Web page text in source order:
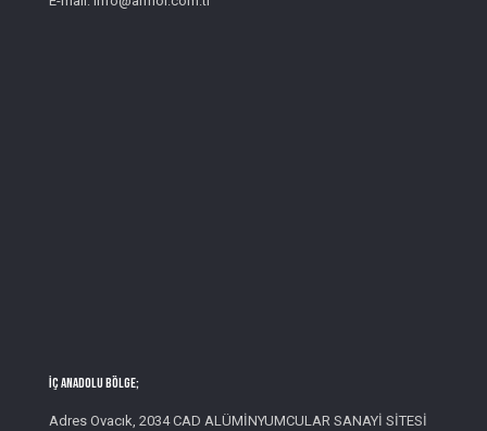
İç Anadolu Bölge;
Adres Ovacık, 2034 CAD ALÜMİNYUMCULAR SANAYİ SİTESİ